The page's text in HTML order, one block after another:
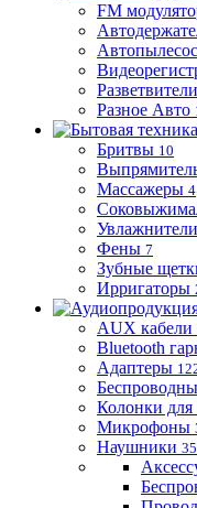
FM
Разное Авто
Бритвы 10
Массажеры 4
Увлажнители
Фены 7
Зубные
Ирригаторы
AUX кабели
Bluetooth
Адаптеры
Колонки
Микрофоны
Наушники